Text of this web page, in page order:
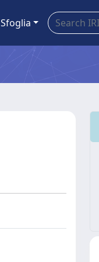
Sfoglia